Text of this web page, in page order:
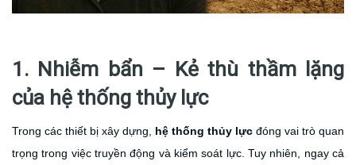
1. Nhiễm bẩn – Kẻ thù thầm lặng
của hệ thống thủy lực
Trong các thiết bị xây dựng, hệ thống thủy lực đóng vai trò quan
trọng trong việc truyền động và kiểm soát lực. Tuy nhiên, ngay cả